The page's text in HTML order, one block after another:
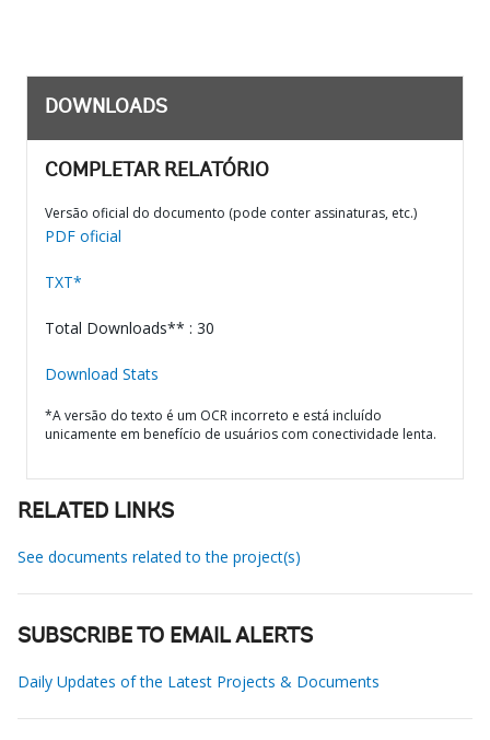
DOWNLOADS
COMPLETAR RELATÓRIO
Versão oficial do documento (pode conter assinaturas, etc.)
PDF oficial
TXT*
Total Downloads** : 30
Download Stats
*A versão do texto é um OCR incorreto e está incluído
unicamente em benefício de usuários com conectividade lenta.
RELATED LINKS
See documents related to the project(s)
SUBSCRIBE TO EMAIL ALERTS
Daily Updates of the Latest Projects & Documents